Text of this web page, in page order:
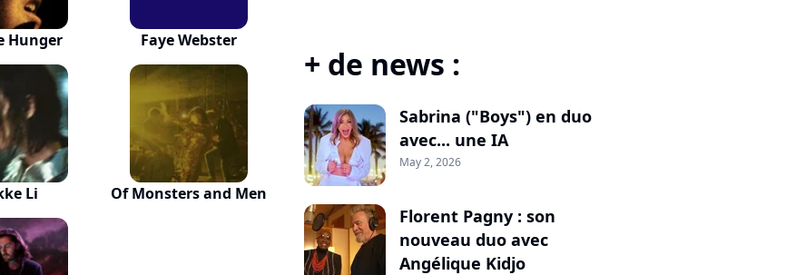
Hunger Faye Webster
Li Of Monsters and Men
+ de news :
Sabrina ("Boys") en duo
avec... une IA
May 2, 2026
Florent Pagny : son
nouveau duo avec
Angélique Kidjo